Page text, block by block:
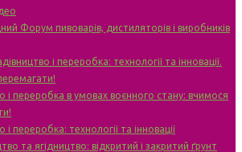
Форум пивоварів, дистиляторів і виробників
і переробка: технології та інновації.
і переробка в умовах воєнного стану: вчимося
і переробка: технології та інновації
та ягідництво: відкритий і закритий ґрунт